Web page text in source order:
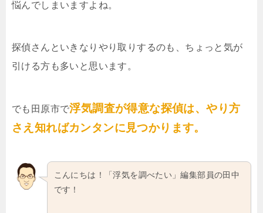
悩んでしまいますよね。
探偵さんといきなりやり取りするのも、ちょっと気が
引ける方も多いと思います。
でも田原市で浮気調査が得意な探偵は、やり方
さえ知ればカンタンに見つかります。
こんにちは！「浮気を調べたい」編集部員の田中
です！